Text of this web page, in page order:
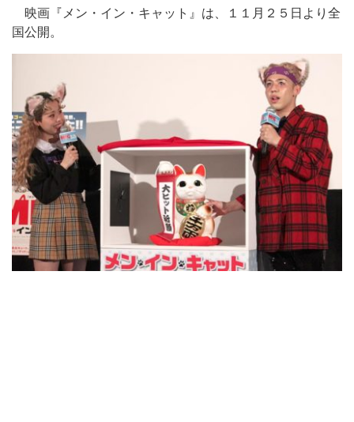
映画『メン・イン・キャット』は、１１月２５日より全
国公開。